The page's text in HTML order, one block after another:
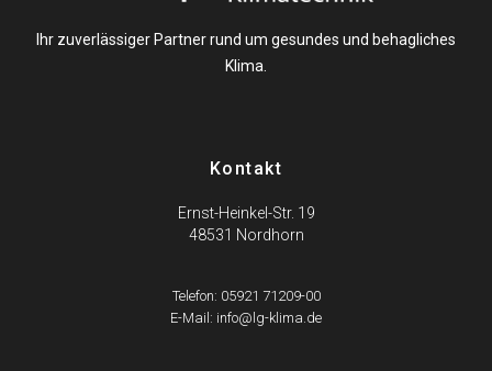
Ihr zuverlässiger Partner rund um gesundes und behagliches
Klima.
Kontakt
Ernst-Heinkel-Str. 19
48531 Nordhorn
Telefon: 05921 71209-00
E-Mail: info@lg-klima.de